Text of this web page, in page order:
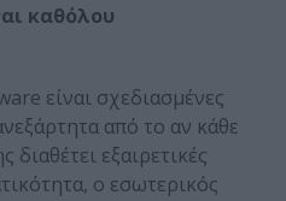
καθόλου
είναι σχεδιασμένες
από το αν κάθε
εξαιρετικές
ο εσωτερικός